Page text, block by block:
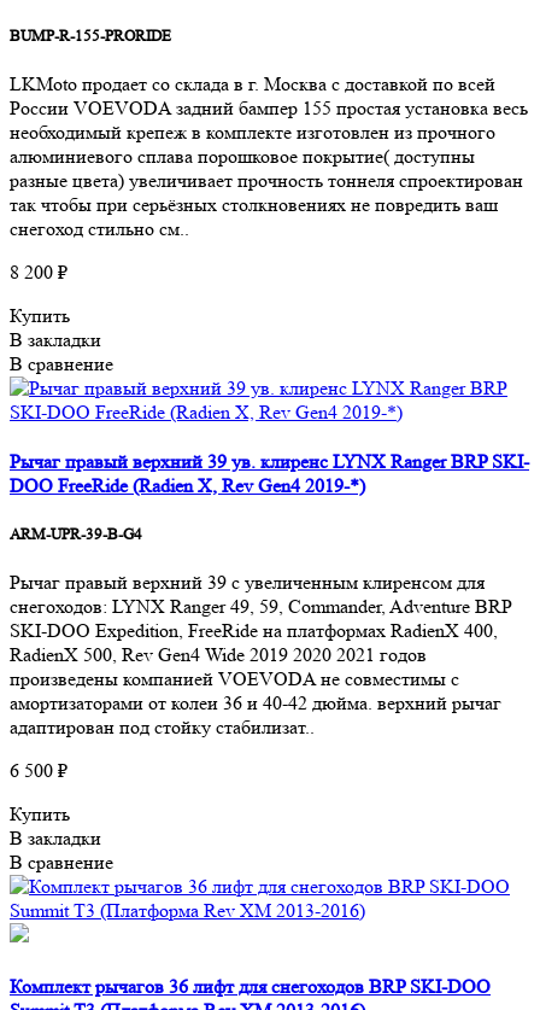
BUMP-R-155-PRORIDE
LKMoto продает со склада в г. Москва с доставкой по всей
России VOEVODA задний бампер 155 простая установка весь
необходимый крепеж в комплекте изготовлен из прочного
алюминиевого сплава порошковое покрытие( доступны
разные цвета) увеличивает прочность тоннеля cпроектирован
так чтобы при серьёзных столкновениях не повредить ваш
снегоход стильно см..
8 200 ₽
Купить
В закладки
В сравнение
Рычаг правый верхний 39 ув. клиренс LYNX Ranger BRP SKI-
DOO FreeRide (Radien X, Rev Gen4 2019-*)
ARM-UPR-39-B-G4
Рычаг правый верхний 39 с увеличенным клиренсом для
снегоходов: LYNX Ranger 49, 59, Commander, Adventure BRP
SKI-DOO Expedition, FreeRide на платформах RadienX 400,
RadienX 500, Rev Gen4 Wide 2019 2020 2021 годов
произведены компанией VOEVODA не совместимы с
амортизаторами от колеи 36 и 40-42 дюйма. верхний рычаг
адаптирован под стойку стабилизат..
6 500 ₽
Купить
В закладки
В сравнение
Комплект рычагов 36 лифт для снегоходов BRP SKI-DOO